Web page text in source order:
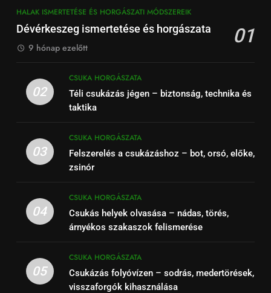
HALAK ISMERTETÉSE ÉS HORGÁSZATI MÓDSZEREIK
Dévérkeszeg ismertetése és horgászata 01
9 hónap ezelőtt
02
CSUKA HORGÁSZATA
Téli csukázás jégen – biztonság, technika és
taktika
03
CSUKA HORGÁSZATA
Felszerelés a csukázáshoz – bot, orsó, előke,
zsinór
04
CSUKA HORGÁSZATA
Csukás helyek olvasása – nádas, törés,
árnyékos szakaszok felismerése
05
CSUKA HORGÁSZATA
Csukázás folyóvízen – sodrás, medertörések,
visszaforgók kihasználása